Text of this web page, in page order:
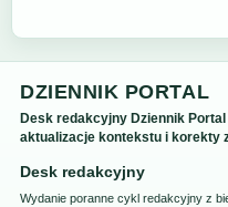
DZIENNIK PORTAL
Desk redakcyjny Dziennik
aktualizacje kontekstu i korekty
Desk redakcyjny
Wydanie poranne cykl redakcyjny z